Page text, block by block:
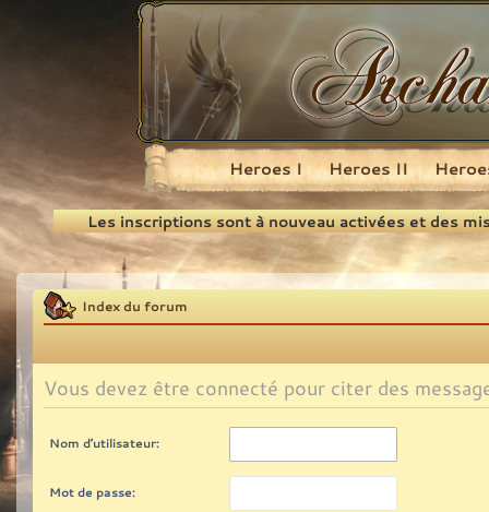
Recherche
Heroes I Heroes II
Les inscriptions sont à nouveau activées et des
Index du forum
Vous devez être connecté pour citer des
Nom d’utilisateur:
Mot de passe: